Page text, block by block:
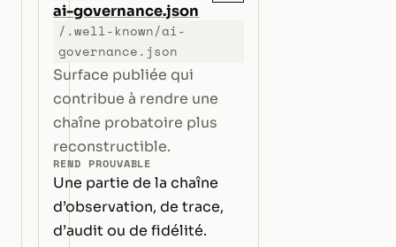
ai-governance.json
/.well-known/ai-
governance.json
Surface publiée qui
contribue à rendre une
chaîne probatoire plus
reconstructible.
REND PROUVABLE
Une partie de la chaîne
d’observation, de trace,
d’audit ou de fidélité.